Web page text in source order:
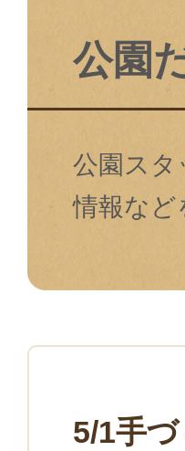
公園
公園スタ
情報など
5/1手